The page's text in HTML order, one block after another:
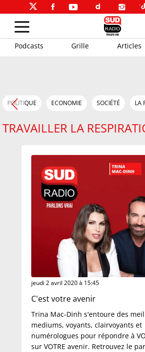
Podcasts Grille Articles
POLITIQUE ECONOMIE SOCIÉTÉ LA
TRAVAILLER LA
jeudi 2 avril 2020 à 15:45
C'est votre avenir
Trina Mac-Dinh s'entoure des
mediums, voyants, clairvoyants et
numérologues pour répondre à
sur VOTRE avenir. Retrouvez le